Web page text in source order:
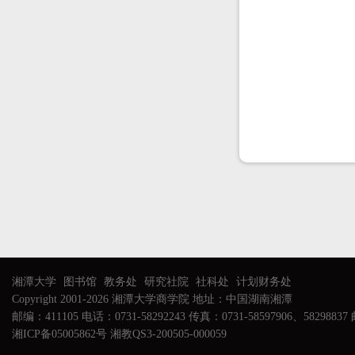
湘潭大学 图书馆 教务处 研究社院 社科处
计划财务处
Copyright 2001-2026 湘潭大学商学院 地址：中国湖南湘潭
邮编：411105 电话：0731-58292243 传真：0731-58597906、58298837
湘ICP备05005862号 湘教QS3-200505-000059